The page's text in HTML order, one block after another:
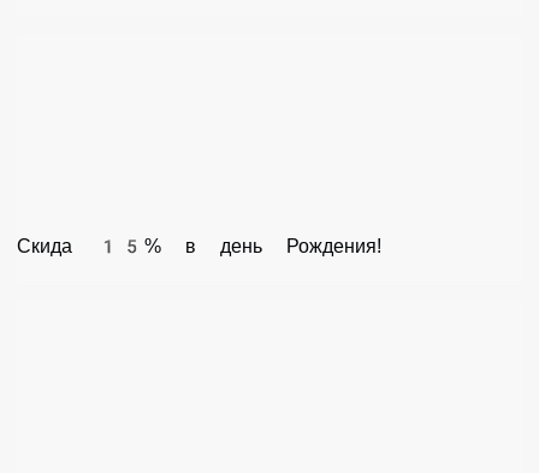
Скида 15% в день Рождения!